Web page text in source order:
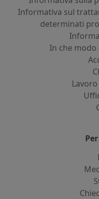
Informativa sul
determinati
In che
Lavoro